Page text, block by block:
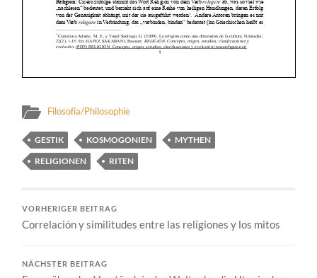
Filosofía/Philosophie
GESTIK KOSMOGONIEN
MYTHEN
RELIGIONEN
RITEN
VORHERIGER BEITRAG
Correlación y similitudes entre las religiones y los mitos
NÄCHSTER BEITRAG